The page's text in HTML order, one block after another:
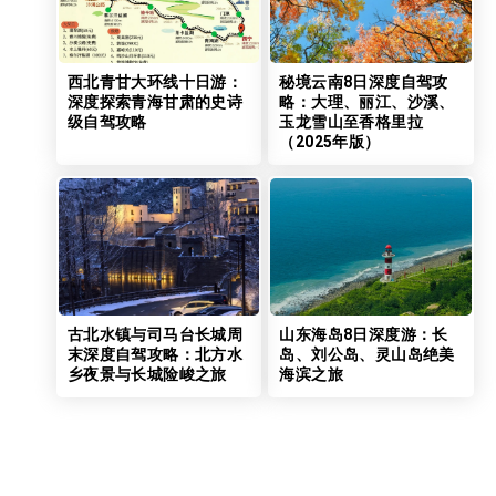
西北青甘大环线十日游：
深度探索青海甘肃的史诗
级自驾攻略
秘境云南8日深度自驾攻
略：大理、丽江、沙溪、
玉龙雪山至香格里拉
（2025年版）
古北水镇与司马台长城周
末深度自驾攻略：北方水
乡夜景与长城险峻之旅
山东海岛8日深度游：长
岛、刘公岛、灵山岛绝美
海滨之旅